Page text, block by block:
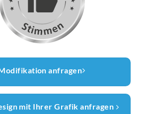
anfragen
mit Ihrer Grafik anfragen